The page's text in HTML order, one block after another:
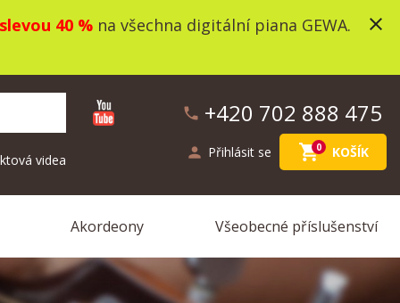
40 %na všechna digitální piana GEWA. close
phone +420 702 888 475
person Přihlásit se shopping_cart0 KOŠÍK
videa
Akordeony Všeobecné příslušenství